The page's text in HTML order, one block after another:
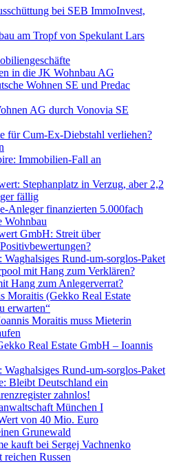
bei SEB ImmoInvest,
am Tropf von Spekulant Lars
in die JK Wohnbau AG
Wohnen SE und Predac
AG durch Vonovia SE
für Cum-Ex-Diebstahl verliehen?
Immobilien-Fall an
Stephanplatz in Verzug, aber 2,2
fällig
Anleger finanzierten 5.000fach
Wohnbau
GmbH: Streit über
Rund-um-sorglos-Paket
mit Hang zum Verklären?
Hang zum Anlegerverrat?
Moraitis (Gekko Real Estate
erwarten“
Moraitis muss Mieterin
Real Estate GmbH – Ioannis
Rund-um-sorglos-Paket
Bleibt Deutschland ein
zahnlos!
München I
von 40 Mio. Euro
Grunewald
kauft bei Sergej Vachnenko
reichen Russen